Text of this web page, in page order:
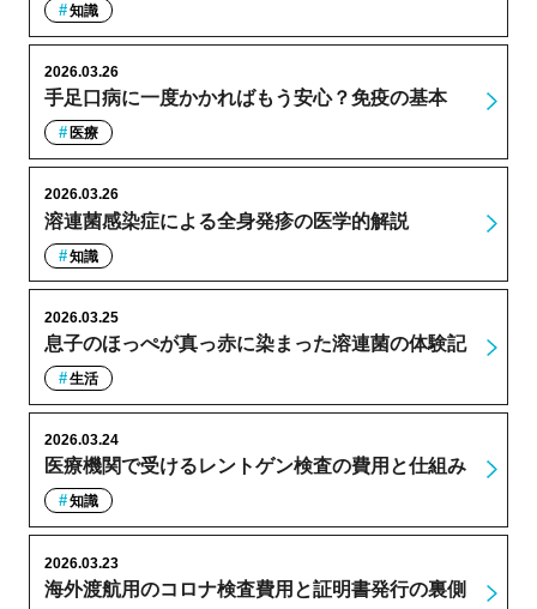
知識
手足口病に一度かかればもう安心？免疫の基本
2026.03.26
医療
溶連菌感染症による全身発疹の医学的解説
2026.03.26
知識
息子のほっぺが真っ赤に染まった溶連菌の体験記
2026.03.25
生活
医療機関で受けるレントゲン検査の費用と仕組み
2026.03.24
知識
海外渡航用のコロナ検査費用と証明書発行の裏側
2026.03.23